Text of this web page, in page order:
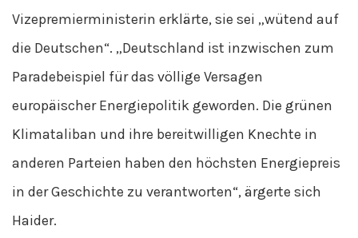
Vizepremierministerin erklärte, sie sei „wütend auf
die Deutschen“. „Deutschland ist inzwischen zum
Paradebeispiel für das völlige Versagen
europäischer Energiepolitik geworden. Die grünen
Klimataliban und ihre bereitwilligen Knechte in
anderen Parteien haben den höchsten Energiepreis
in der Geschichte zu verantworten“, ärgerte sich
Haider.